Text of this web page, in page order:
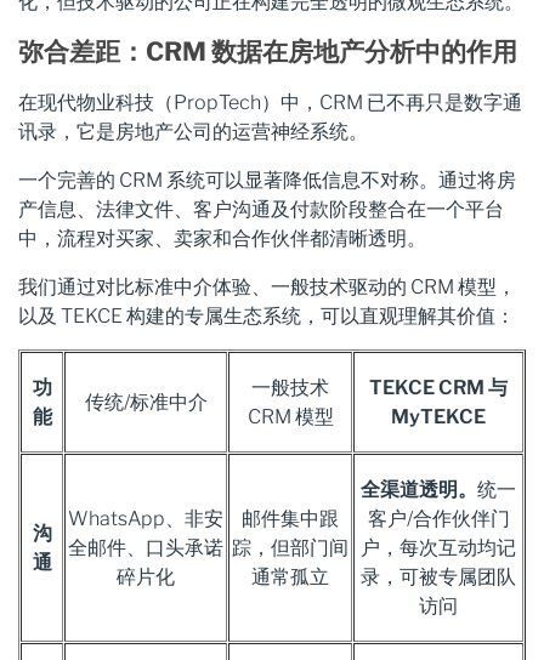
弥合差距：CRM 数据在房地产分析中的作用
在现代物业科技（PropTech）中，CRM 已不再只是数字通
讯录，它是房地产公司的运营神经系统。
一个完善的 CRM 系统可以显著降低信息不对称。通过将房
产信息、法律文件、客户沟通及付款阶段整合在一个平台
中，流程对买家、卖家和合作伙伴都清晰透明。
我们通过对比标准中介体验、一般技术驱动的 CRM 模型，
以及 TEKCE 构建的专属生态系统，可以直观理解其价值：
功
能
传统/标准中介
一般技术
CRM 模型
TEKCE CRM 与
MyTEKCE
沟
通
WhatsApp、非安
全邮件、口头承诺
碎片化
邮件集中跟
踪，但部门间
通常孤立
全渠道透明。 统一
客户/合作伙伴门
户，每次互动均记
录，可被专属团队
访问